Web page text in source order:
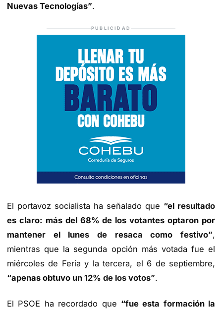
Nuevas Tecnologías”.
PUBLICIDAD
El portavoz socialista ha señalado que “el resultado
es claro: más del 68% de los votantes optaron por
mantener el lunes de resaca como festivo”,
mientras que la segunda opción más votada fue el
miércoles de Feria y la tercera, el 6 de septiembre,
“apenas obtuvo un 12% de los votos”.
El PSOE ha recordado que “fue esta formación la